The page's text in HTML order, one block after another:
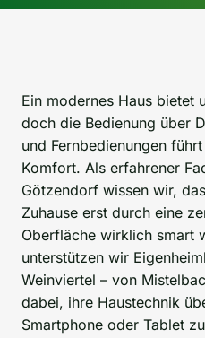
Ein modernes Haus bietet
doch die Bedienung über
und Fernbedienungen
Komfort. Als erfahrener
Götzendorf wissen wir,
Zuhause erst durch eine
Oberfläche wirklich smart
unterstützen wir
Weinviertel – von
dabei, ihre Haustechnik
Smartphone oder Tablet